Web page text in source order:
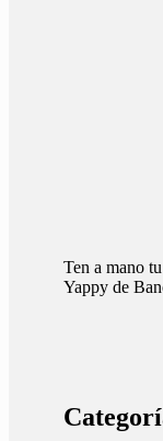
Ten a mano
Yappy de